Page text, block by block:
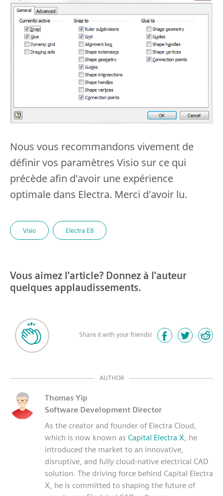
Nous vous recommandons vivement de
définir vos paramètres Visio sur ce qui
précède afin d'avoir une expérience
optimale dans Electra. Merci d'avoir lu.
Visio Electra E8
Vous aimez l'article? Donnez à l'auteur
quelques applaudissements.
Share it with your friends!
AUTHOR
Thomas Yip
Software Development Director
As the creator and founder of Electra Cloud,
which is now known as Capital Electra X , he
introduced the market to an innovative,
disruptive, and fully cloud-native electrical CAD
solution. The driving force behind Capital Electra
X, he is committed to shaping the future of